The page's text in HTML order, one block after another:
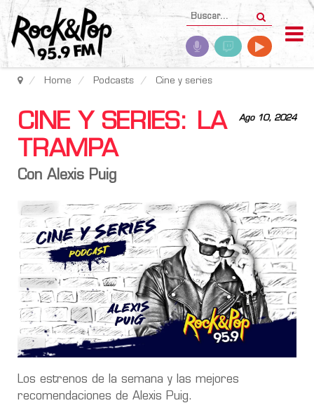
Home Podcasts Cine y series
Ago 10, 2024
CINE Y SERIES: LA
TRAMPA
Con Alexis Puig
Los estrenos de la semana y las mejores
recomendaciones de Alexis Puig.